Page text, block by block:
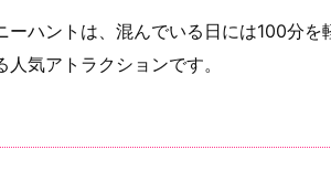
ーハントは、混んでいる日には100分を
気アトラクションです。